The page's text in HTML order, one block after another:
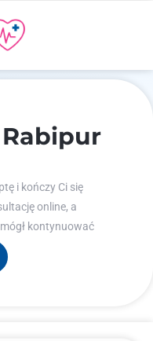
i kończy Ci się
online, a
kontynuować